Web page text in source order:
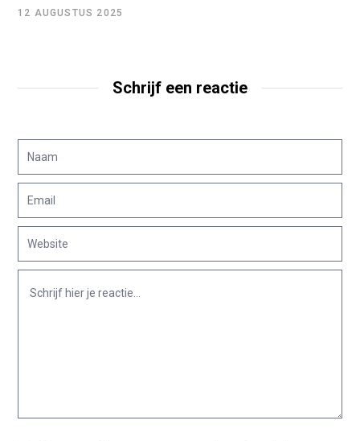
12 AUGUSTUS 2025
Schrijf een reactie